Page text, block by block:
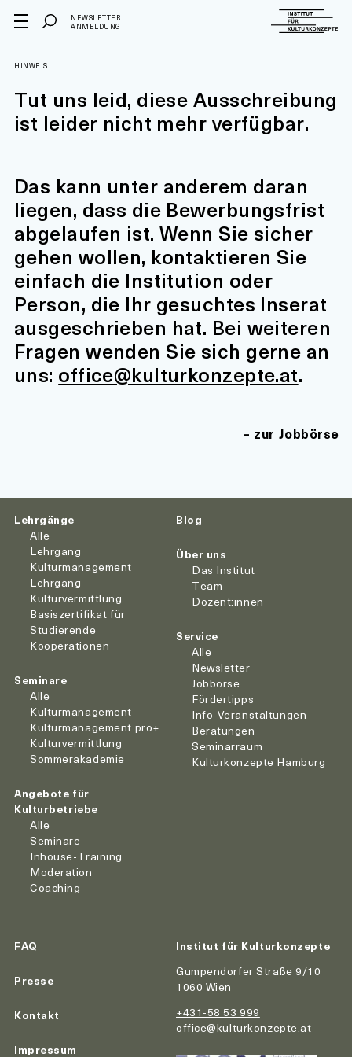
NEWSLETTER
ANMELDUNG
HINWEIS
Tut uns leid, diese Ausschreibung
ist leider nicht mehr verfügbar.
Das kann unter anderem daran
liegen, dass die Bewerbungsfrist
abgelaufen ist. Wenn Sie sicher
gehen wollen, kontaktieren Sie
einfach die Institution oder
Person, die Ihr gesuchtes Inserat
ausgeschrieben hat. Bei weiteren
Fragen wenden Sie sich gerne an
uns: office@kulturkonzepte.at.
zur Jobbörse
Lehrgänge
Alle
Lehrgang
Kulturmanagement
Lehrgang
Kulturvermittlung
Basiszertifikat für
Studierende
Kooperationen
Seminare
Alle
Kulturmanagement
Kulturmanagement pro+
Kulturvermittlung
Sommerakademie
Angebote für
Kulturbetriebe
Alle
Seminare
Inhouse-Training
Moderation
Coaching
Blog
Über uns
Das Institut
Team
Dozent:innen
Service
Alle
Newsletter
Jobbörse
Fördertipps
Info-Veranstaltungen
Beratungen
Seminarraum
Kulturkonzepte Hamburg
FAQ
Presse
Kontakt
Impressum
Institut für Kulturkonzepte
Gumpendorfer Straße 9/10
1060 Wien
+431-58 53 999
office@kulturkonzepte.at